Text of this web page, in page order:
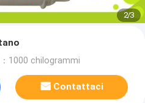
2/3
：1000 chilogrammi
Contattaci